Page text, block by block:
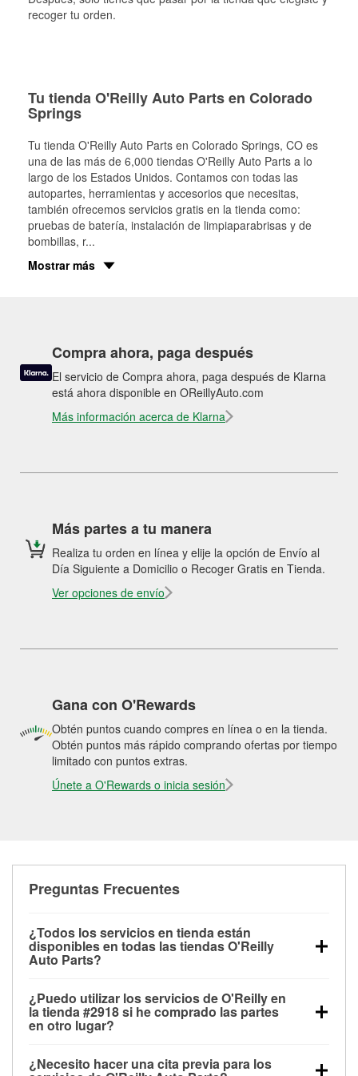
recoger tu orden.
Tu tienda O'Reilly Auto Parts en Colorado
Springs
Tu tienda O'Reilly Auto Parts en Colorado Springs, CO es
una de las más de 6,000 tiendas O'Reilly Auto Parts a lo
largo de los Estados Unidos. Contamos con todas las
autopartes, herramientas y accesorios que necesitas,
también ofrecemos servicios gratis en la tienda como:
pruebas de batería, instalación de limpiaparabrisas y de
bombillas, r...
Mostrar más
Compra ahora, paga después
El servicio de Compra ahora, paga después de Klarna
está ahora disponible en OReillyAuto.com
Más información acerca de Klarna
Más partes a tu manera
Realiza tu orden en línea y elije la opción de Envío al
Día Siguiente a Domicilio o Recoger Gratis en Tienda.
Ver opciones de envío
Gana con O'Rewards
Obtén puntos cuando compres en línea o en la tienda.
Obtén puntos más rápido comprando ofertas por tiempo
limitado con puntos extras.
Únete a O'Rewards o inicia sesión
Preguntas Frecuentes
¿Todos los servicios en tienda están
disponibles en todas las tiendas O'Reilly
Auto Parts?
las pruebas de batería, pruebas de alternador y
motor de arranque, revisión de la luz “Check Engine”
con O'Reilly VeriScan® e instalación de
limpiaparabrisas o bombillas, están disponibles en
¿Puedo utilizar los servicios de O'Reilly en
la tienda #2918 si he comprado las partes
en otro lugar?
de O'Reilly Auto Parts que estén disponibles en la
¿Necesito hacer una cita previa para los